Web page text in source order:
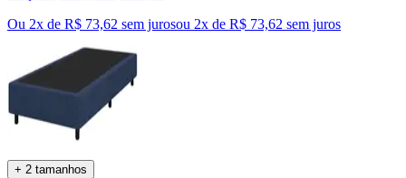
Ou 2x de R$ 73,62 sem jurosou 2x de R$ 73,62 sem juros
+ 2 tamanhos